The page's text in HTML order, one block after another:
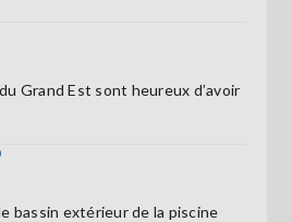
Grand Est sont heureux d’avoir
bassin extérieur de la piscine